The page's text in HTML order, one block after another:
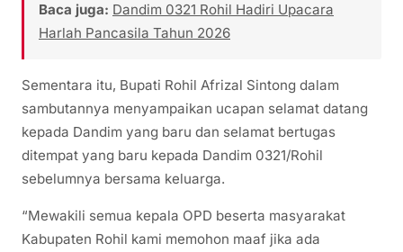
Baca juga: Dandim 0321 Rohil Hadiri Upacara
Harlah Pancasila Tahun 2026
Sementara itu, Bupati Rohil Afrizal Sintong dalam
sambutannya menyampaikan ucapan selamat datang
kepada Dandim yang baru dan selamat bertugas
ditempat yang baru kepada Dandim 0321/Rohil
sebelumnya bersama keluarga.
“Mewakili semua kepala OPD beserta masyarakat
Kabupaten Rohil kami memohon maaf jika ada